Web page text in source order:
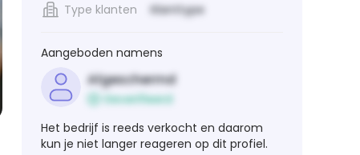
Type klanten
Klanttype
Aangeboden namens
Afgeschermd
Geverifieerd
Het bedrijf is reeds verkocht en daarom
kun je niet langer reageren op dit profiel.